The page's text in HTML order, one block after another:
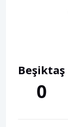
Beşiktaş
0